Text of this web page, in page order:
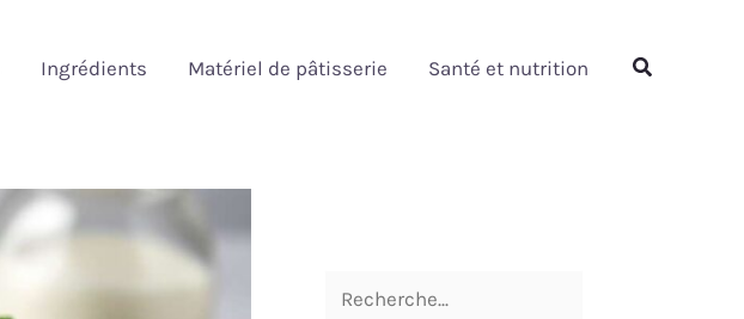
Ingrédients Matériel de pâtisserie Santé et nutrition Rechercher